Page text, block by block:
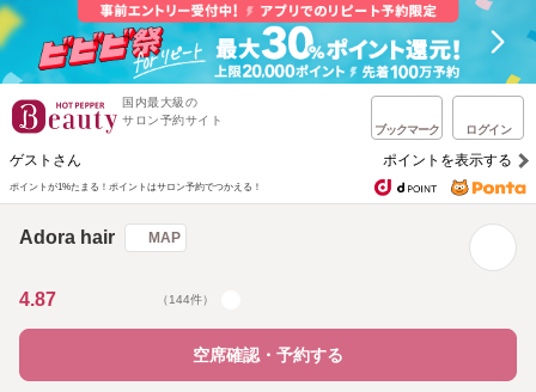
国内最大級の
サロン予約サイト
ブックマーク ログイン
ゲストさん ポイントを表示する
ポイントが1%たまる！ ポイントはサロン予約でつかえる！
Adora hair MAP
4.87 （144件）
空席確認・予約する